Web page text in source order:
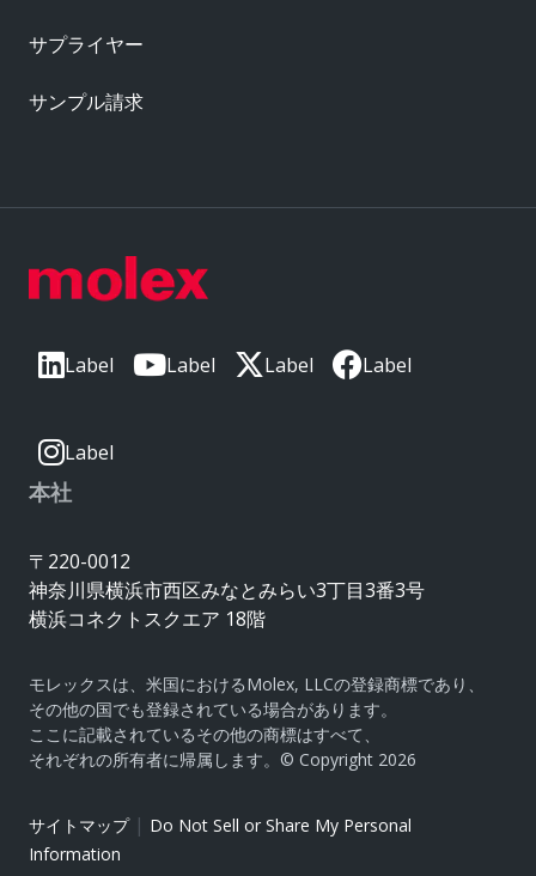
Label Label Label Label
Label
本社
〒220-0012
神奈川県横浜市西区みなとみらい3丁目3番3号
横浜コネクトスクエア 18階
モレックスは、米国におけるMolex, LLCの登録商標であり、
その他の国でも登録されている場合があります。
ここに記載されているその他の商標はすべて、
それぞれの所有者に帰属します。© Copyright 2026
サイトマップ| Do Not Sell or Share My Personal
Information
サプライヤー
サンプル請求